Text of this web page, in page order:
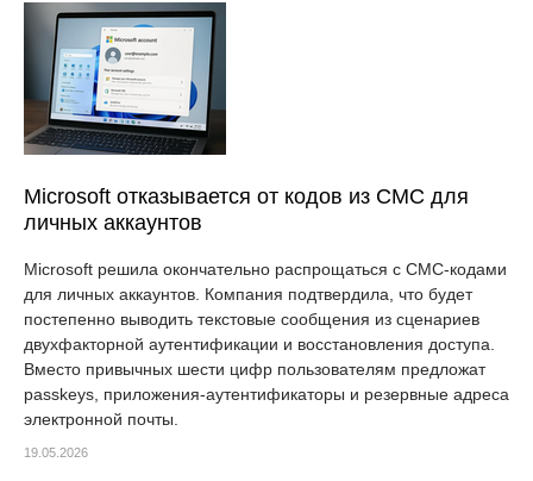
Microsoft отказывается от кодов из СМС для
личных аккаунтов
Microsoft решила окончательно распрощаться с СМС-кодами
для личных аккаунтов. Компания подтвердила, что будет
постепенно выводить текстовые сообщения из сценариев
двухфакторной аутентификации и восстановления доступа.
Вместо привычных шести цифр пользователям предложат
passkeys, приложения-аутентификаторы и резервные адреса
электронной почты.
19.05.2026